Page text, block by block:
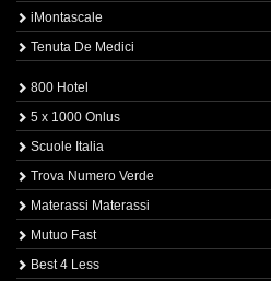
iMontascale
Tenuta De Medici
800 Hotel
5 x 1000 Onlus
Scuole Italia
Trova Numero Verde
Materassi Materassi
Mutuo Fast
Best 4 Less